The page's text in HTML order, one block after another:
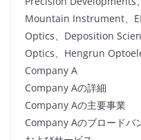
Mountain Instrument、
Optics、Deposition
Optics、Hengrun
Company A
Company Aの詳細
Company Aの主要事業
Company Aのブロードバ